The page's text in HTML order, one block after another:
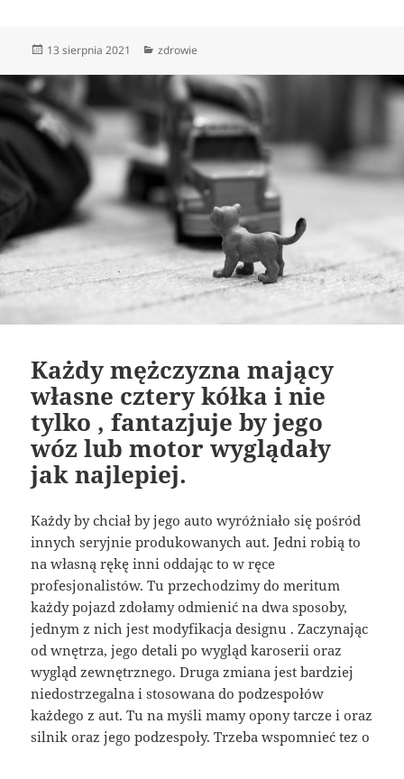
Data
13 sierpnia 2021 Kategorie
zdrowie
Każdy mężczyzna mający
własne cztery kółka i nie
tylko , fantazjuje by jego
wóz lub motor wyglądały
jak najlepiej.
Każdy by chciał by jego auto wyróżniało się pośród
innych seryjnie produkowanych aut. Jedni robią to
na własną rękę inni oddając to w ręce
profesjonalistów. Tu przechodzimy do meritum
każdy pojazd zdołamy odmienić na dwa sposoby,
jednym z nich jest modyfikacja designu . Zaczynając
od wnętrza, jego detali po wygląd karoserii oraz
wygląd zewnętrznego. Druga zmiana jest bardziej
niedostrzegalna i stosowana do podzespołów
każdego z aut. Tu na myśli mamy opony tarcze i oraz
silnik oraz jego podzespoły. Trzeba wspomnieć tez o